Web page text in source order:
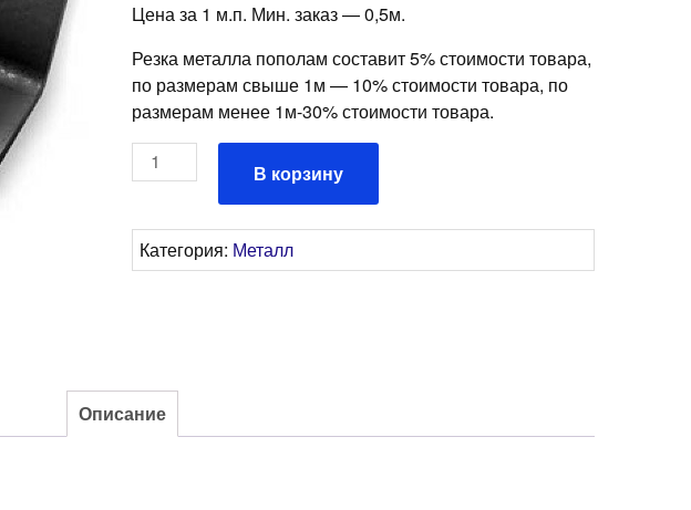
Цена за 1 м.п. Мин. заказ — 0,5м.
Резка металла пополам составит 5% стоимости товара,
по размерам свыше 1м — 10% стоимости товара, по
размерам менее 1м-30% стоимости товара.
Количество
товара
32*32*3,0мм
В корзину
Категория: Металл
Описание